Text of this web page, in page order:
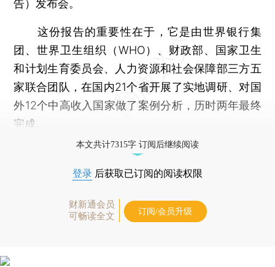
告）发布会。
这份报告的重要性在于，它是由世界银行集
团、世界卫生组织（WHO）、财政部、国家卫生
和计划生育委员会、人力资源和社会保障部三方五
家联合团队，在国内21个省开展了实地调研、对国
外12个中高收入国家做了案例分析，历时两年最终
完成。
本文共计7315字 订阅后继续阅读
登录 后获取已订阅的阅读权限
财新通会员
可畅读全文
订阅/会员升级